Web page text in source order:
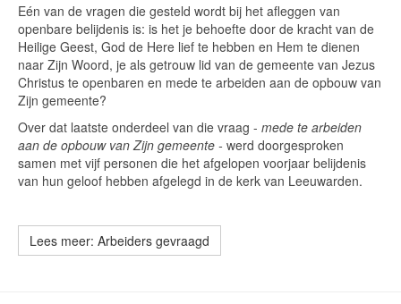
Eén van de vragen die gesteld wordt bij het afleggen van
openbare belijdenis is: is het je behoefte door de kracht van de
Heilige Geest, God de Here lief te hebben en Hem te dienen
naar Zijn Woord, je als getrouw lid van de gemeente van Jezus
Christus te openbaren en mede te arbeiden aan de opbouw van
Zijn gemeente?
Over dat laatste onderdeel van die vraag - mede te arbeiden
aan de opbouw van Zijn gemeente - werd doorgesproken
samen met vijf personen die het afgelopen voorjaar belijdenis
van hun geloof hebben afgelegd in de kerk van Leeuwarden.
Lees meer: Arbeiders gevraagd